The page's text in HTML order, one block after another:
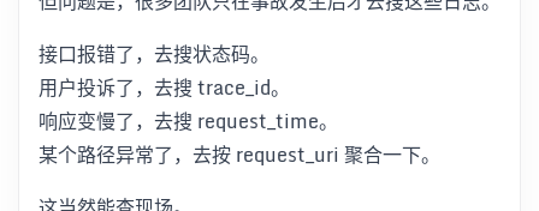
接口报错了，去搜状态码。
用户投诉了，去搜 trace_id。
响应变慢了，去搜 request_time。
某个路径异常了，去按 request_uri 聚合一下。